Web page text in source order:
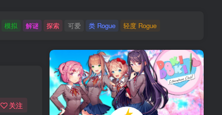
模拟 解谜 探索 可爱 类 Rogue 轻度 Rogue
关注